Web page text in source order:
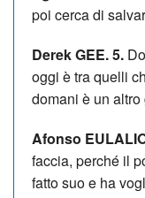
poi cerca di
Derek GEE. 5.
oggi è tra quelli
domani è un altro
Afonso
faccia, perché il
fatto suo e ha